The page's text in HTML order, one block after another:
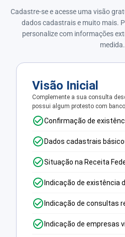
Cadastre-se e acesse uma visão
dados cadastrais e muito mais.
personalize com informações
medida.
Visão Inicial
Complemente a sua consulta
possui algum protesto com
Confirmação de
Dados cadastrais
Situação na Receita
Indicação de existência
Indicação de consultas
Indicação de empresas